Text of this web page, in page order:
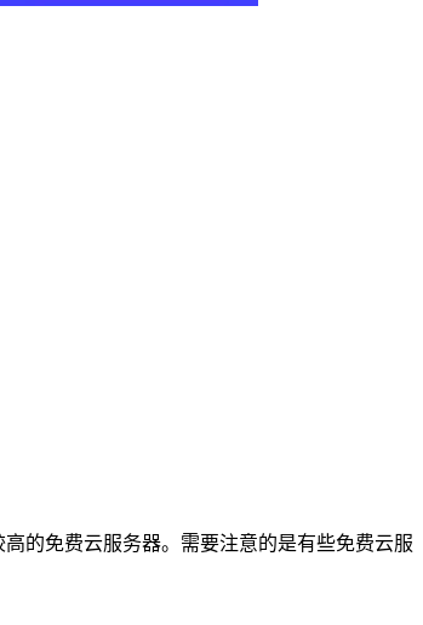
的免费云服务器。需要注意的是有些免费云服